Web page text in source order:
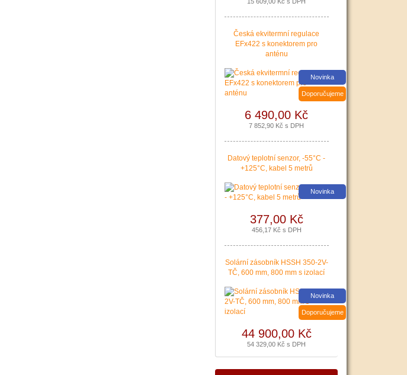
|více zde ..
|více zde ..
Česká ekvitermní regulace
EFx422 s konektorem pro
anténu
Novinka
Doporučujeme
6 490,00 Kč
7 852,90 Kč s DPH
Datový teplotní senzor, -55°C -
+125°C, kabel 5 metrů
Novinka
377,00 Kč
456,17 Kč s DPH
Solární zásobník HSSH 350-2V-
TČ, 600 mm, 800 mm s izolací
Novinka
Doporučujeme
44 900,00 Kč
54 329,00 Kč s DPH